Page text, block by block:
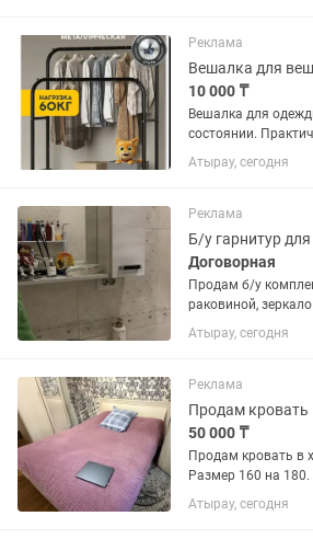
Реклама
Вешалка для
10 000 ₸
Вешалка для
состоянии.
новая,продаётся в
Атырау, сегодня
Реклама
Б/у гарнитур
Договорная
Продам б/у
раковиной,
полкой) Sanflor Ширина, см 61, Глубина,
см 46 Высота, см
Атырау, сегодня
Реклама
Продам кровать
50 000 ₸
Продам кровать в
Размер 160 на 180.
качества.
Атырау, сегодня